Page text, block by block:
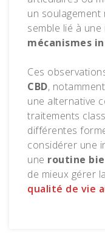
un
semble lié à
mécanismes
Ces
CBD,
une alternative
traitements
différentes
considérer une
une routine
de mieux gérer
qualité de vie